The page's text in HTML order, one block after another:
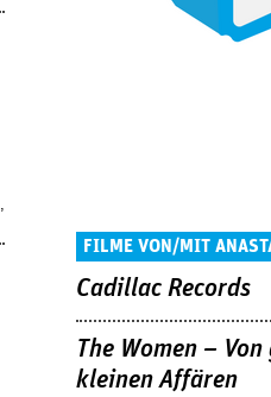
FILME VON/MIT
Cadillac Records
The Women –
kleinen Affären